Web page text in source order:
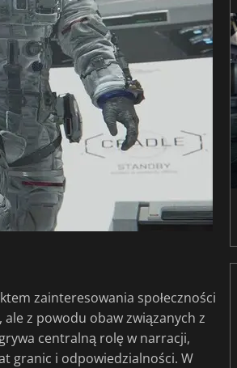
zainteresowania społeczności
ale z powodu obaw związanych z
centralną rolę w narracji,
granic i odpowiedzialności. W